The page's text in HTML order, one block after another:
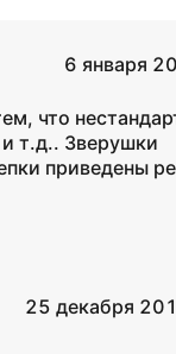
6 января
что
т.д.. Зверушки
приведены
25 декабря